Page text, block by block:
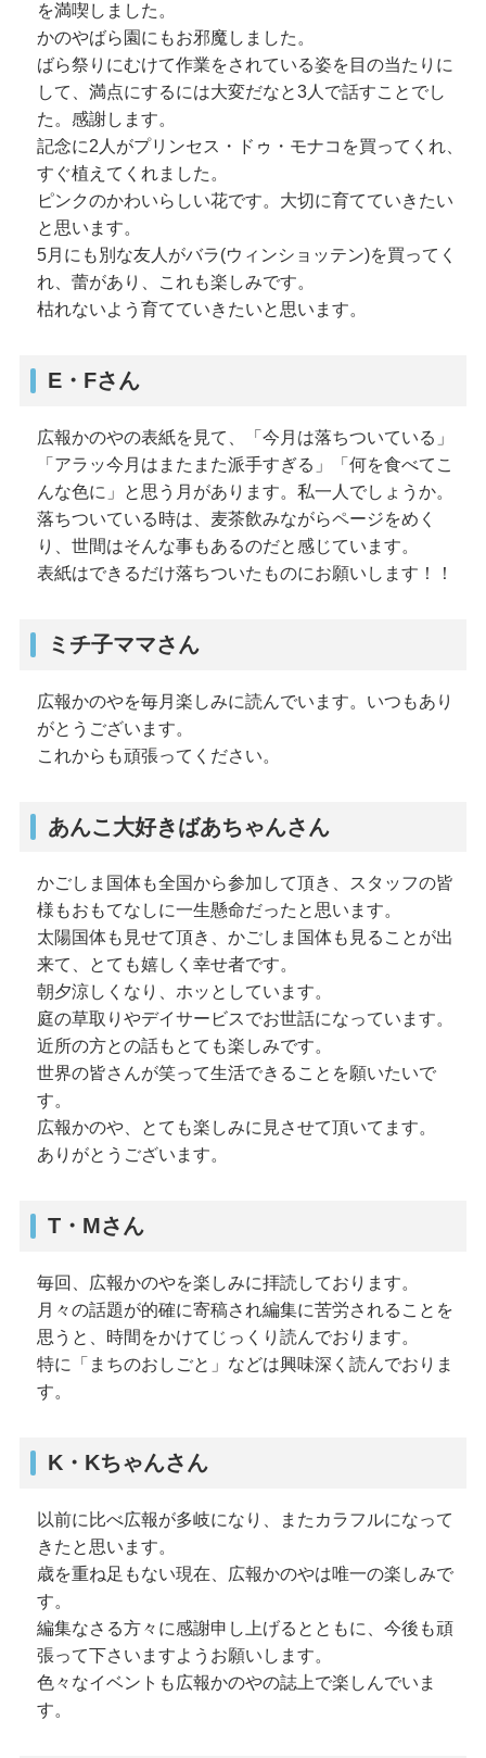
を満喫しました。
かのやばら園にもお邪魔しました。
ばら祭りにむけて作業をされている姿を目の当たりに
して、満点にするには大変だなと3人で話すことでし
た。感謝します。
記念に2人がプリンセス・ドゥ・モナコを買ってくれ、
すぐ植えてくれました。
ピンクのかわいらしい花です。大切に育てていきたい
と思います。
5月にも別な友人がバラ(ウィンショッテン)を買ってく
れ、蕾があり、これも楽しみです。
枯れないよう育てていきたいと思います。
E・Fさん
広報かのやの表紙を見て、「今月は落ちついている」
「アラッ今月はまたまた派手すぎる」「何を食べてこ
んな色に」と思う月があります。私一人でしょうか。
落ちついている時は、麦茶飲みながらページをめく
り、世間はそんな事もあるのだと感じています。
表紙はできるだけ落ちついたものにお願いします！！
ミチ子ママさん
広報かのやを毎月楽しみに読んでいます。いつもあり
がとうございます。
これからも頑張ってください。
あんこ大好きばあちゃんさん
かごしま国体も全国から参加して頂き、スタッフの皆
様もおもてなしに一生懸命だったと思います。
太陽国体も見せて頂き、かごしま国体も見ることが出
来て、とても嬉しく幸せ者です。
朝夕涼しくなり、ホッとしています。
庭の草取りやデイサービスでお世話になっています。
近所の方との話もとても楽しみです。
世界の皆さんが笑って生活できることを願いたいで
す。
広報かのや、とても楽しみに見させて頂いてます。
ありがとうございます。
T・Mさん
毎回、広報かのやを楽しみに拝読しております。
月々の話題が的確に寄稿され編集に苦労されることを
思うと、時間をかけてじっくり読んでおります。
特に「まちのおしごと」などは興味深く読んでおりま
す。
K・Kちゃんさん
以前に比べ広報が多岐になり、またカラフルになって
きたと思います。
歳を重ね足もない現在、広報かのやは唯一の楽しみで
す。
編集なさる方々に感謝申し上げるとともに、今後も頑
張って下さいますようお願いします。
色々なイベントも広報かのやの誌上で楽しんでいま
す。